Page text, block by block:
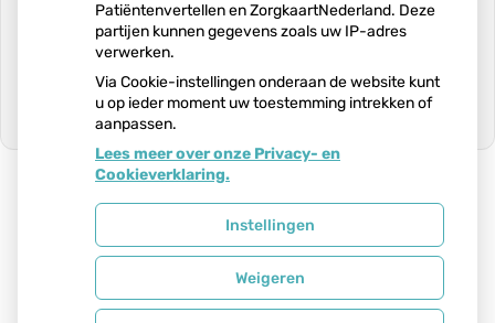
U heeft geen toestemming gegeven
voorexterne inhouddie nodig is om dit
Cookie-instellingen wijzigen
Uw Zorg Online|Beheer
Bezoek
onze
begin
de
Patiëntenvertellen en ZorgkaartNederland. Deze
partijen kunnen gegevens zoals uw IP-adres
verwerken.
Via Cookie-instellingen onderaan de website kunt
u op ieder moment uw toestemming intrekken of
aanpassen.
Lees meer over onze Privacy- en
Cookieverklaring.
Instellingen
Weigeren